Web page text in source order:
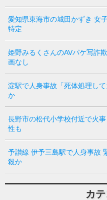
愛知県東海市の城田かずき 女
特定
姫野みるくさんのAVパケ写詐
画なし
淀駅で人身事故「死体処理し
か
長野市の松代小学校付近で火
性も
予讃線 伊予三島駅で人身事故
殺か
カ